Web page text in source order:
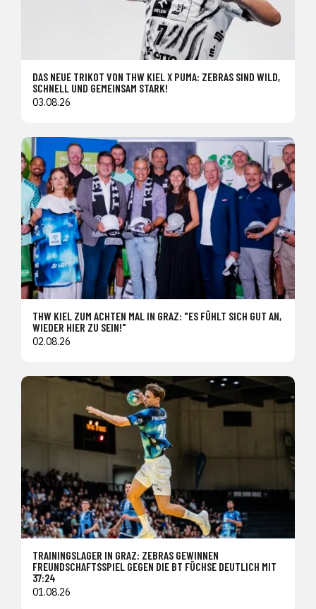
DAS NEUE TRIKOT VON THW KIEL X PUMA: ZEBRAS SIND WILD,
SCHNELL UND GEMEINSAM STARK!
03.08.26
THW KIEL ZUM ACHTEN MAL IN GRAZ: "ES FÜHLT SICH GUT AN,
WIEDER HIER ZU SEIN!"
02.08.26
TRAININGSLAGER IN GRAZ: ZEBRAS GEWINNEN
FREUNDSCHAFTSSPIEL GEGEN DIE BT FÜCHSE DEUTLICH MIT
37:24
01.08.26